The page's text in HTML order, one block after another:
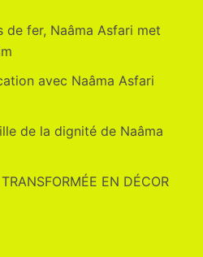
de fer, Naâma Asfari met
avec Naâma Asfari
de la dignité de Naâma
EN DÉCOR